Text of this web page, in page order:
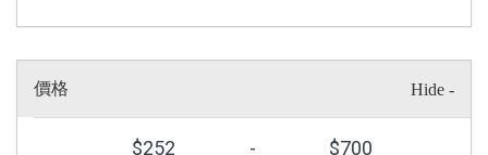
價格
$252 - $700